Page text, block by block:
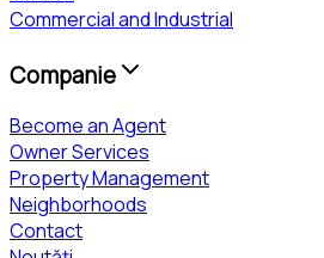
Commercial and Industrial
Companie
Become an Agent
Owner Services
Property Management
Neighborhoods
Contact